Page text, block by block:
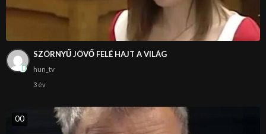
SZÖRNYŰ JÖVŐ FELÉ HAJT A VILÁG
hun_tv
3 év
00